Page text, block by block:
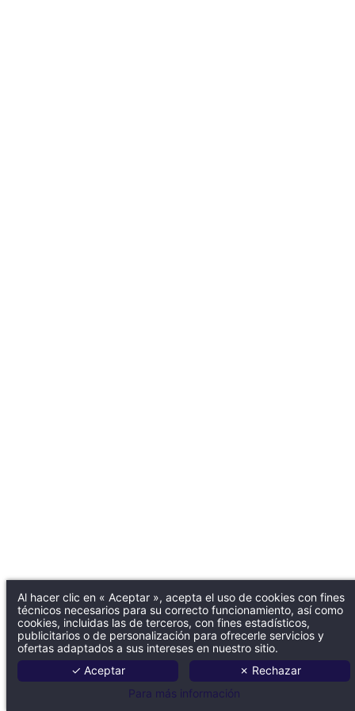
Al hacer clic en « Aceptar », acepta el uso de cookies con fines
técnicos necesarios para su correcto funcionamiento, así como
cookies, incluidas las de terceros, con fines estadísticos,
publicitarios o de personalización para ofrecerle servicios y
ofertas adaptados a sus intereses en nuestro sitio.
✓ Aceptar
✗ Rechazar
Para más información